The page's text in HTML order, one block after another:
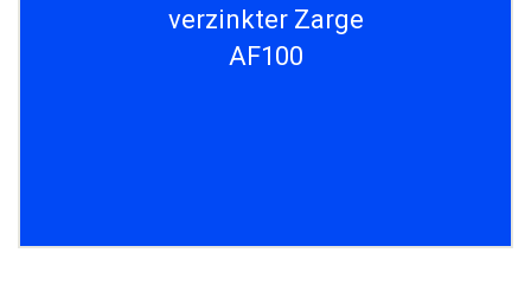
verzinkter Zarge
AF100